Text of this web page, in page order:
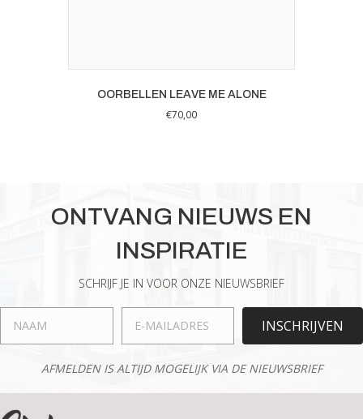
OORBELLEN LEAVE ME ALONE
€70,00
ONTVANG NIEUWS EN
INSPIRATIE
SCHRIJF JE IN VOOR ONZE NIEUWSBRIEF
INSCHRIJVEN
AFMELDEN IS ALTIJD MOGELIJK VIA DE NIEUWSBRIEF